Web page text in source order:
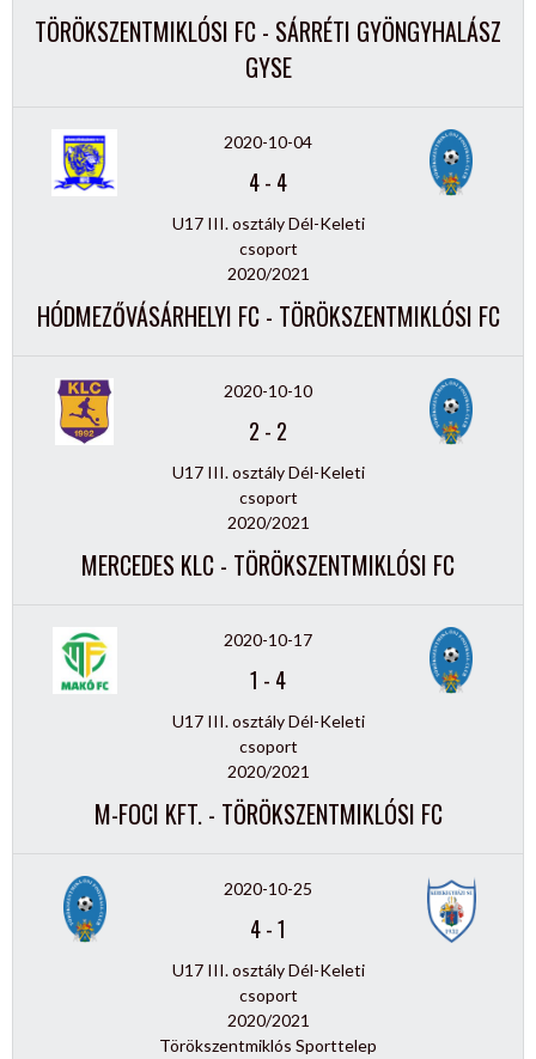
TÖRÖKSZENTMIKLÓSI FC - SÁRRÉTI GYÖNGYHALÁSZ
GYSE
2020-10-04
4- 4
U17 III. osztály Dél-Keleti
csoport
2020/2021
HÓDMEZŐVÁSÁRHELYI FC - TÖRÖKSZENTMIKLÓSI FC
2020-10-10
2 - 2
U17 III. osztály Dél-Keleti
csoport
2020/2021
MERCEDES KLC - TÖRÖKSZENTMIKLÓSI FC
2020-10-17
1 - 4
U17 III. osztály Dél-Keleti
csoport
2020/2021
M-FOCI KFT. - TÖRÖKSZENTMIKLÓSI FC
2020-10-25
4-1
U17 III. osztály Dél-Keleti
csoport
2020/2021
Törökszentmiklós Sporttelep